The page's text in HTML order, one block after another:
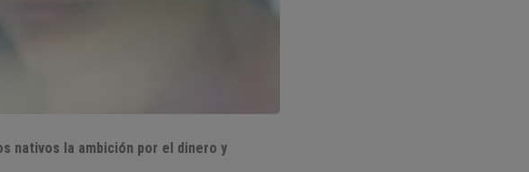
nativos la ambición por el dinero y